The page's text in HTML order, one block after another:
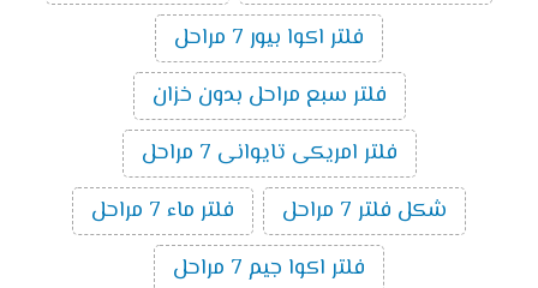
فلتر اكوا بيور 7 مراحل
فلتر سبع مراحل بدون خزان
فلتر امريكى تايوانى 7 مراحل
شكل فلتر 7 مراحل
فلتر ماء 7 مراحل
فلتر اكوا جيم 7 مراحل